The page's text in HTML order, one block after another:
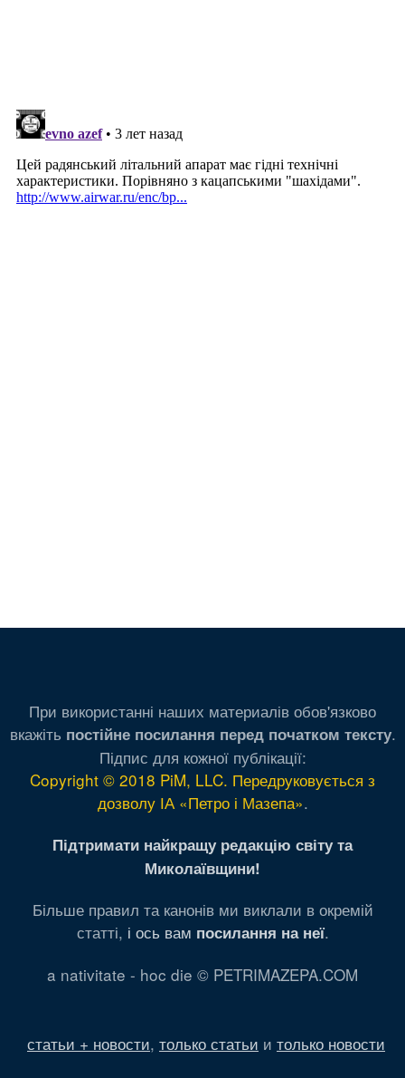
При використанні наших материалів обов'язково
вкажіть постійне посилання перед початком тексту.
Підпис для кожної публікації:
Copyright © 2018 PiM, LLC. Передруковується з
дозволу ІА «Петро і Мазепа».
Підтримати найкращу редакцію світу та
Миколаївщини!
Більше правил та канонів ми виклали в окремій
статті, і ось вам посилання на неї.
a nativitate - hoc die © PETRIMAZEPA.COM
статьи + новости, только статьи и только новости